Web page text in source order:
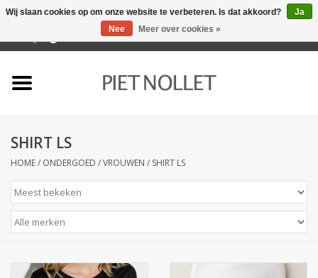
Badlinnen
Bedlinnen
Tafellinnen
Keukenlinnen
SHIRT LS
HOME/ ONDERGOED /VROUWEN / SHIRT LS
Wij slaan cookies op om onze website te verbeteren. Is dat akkoord?
Ja
Nee
Meer over cookies »